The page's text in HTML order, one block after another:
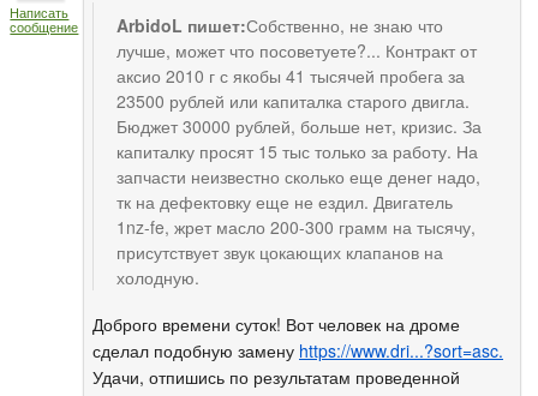
Написать
сообщение ArbidoL пишет:Собственно, не знаю что
лучше, может что посоветуете?... Контракт от
аксио 2010 г с якобы 41 тысячей пробега за
23500 рублей или капиталка старого двигла.
Бюджет 30000 рублей, больше нет, кризис. За
капиталку просят 15 тыс только за работу. На
запчасти неизвестно сколько еще денег надо,
тк на дефектовку еще не ездил. Двигатель
1nz-fe, жрет масло 200-300 грамм на тысячу,
присутствует звук цокающих клапанов на
холодную.
Доброго времени суток! Вот человек на дроме
сделал подобную замену https://www.dri...?sort=asc.
Удачи, отпишись по результатам проведенной